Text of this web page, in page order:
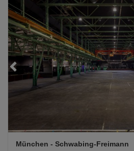
Loading...
München - Schwabing-Freimann